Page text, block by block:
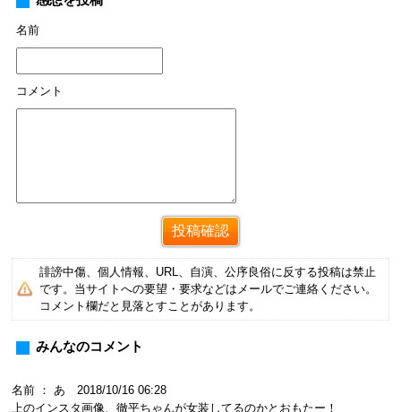
名前
コメント
誹謗中傷、個人情報、URL、自演、公序良俗に反する投稿は禁止
です。当サイトへの要望・要求などはメールでご連絡ください。
コメント欄だと見落とすことがあります。
みんなのコメント
名前 ： あ 2018/10/16 06:28
上のインスタ画像、徹平ちゃんが女装してるのかとおもたー！